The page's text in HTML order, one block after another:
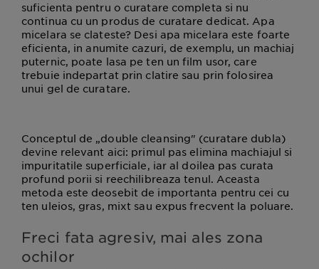
suficienta pentru o curatare completa si nu
continua cu un produs de curatare dedicat. Apa
micelara se clateste? Desi apa micelara este foarte
eficienta, in anumite cazuri, de exemplu, un machiaj
puternic, poate lasa pe ten un film usor, care
trebuie indepartat prin clatire sau prin folosirea
unui gel de curatare.
Conceptul de „double cleansing" (curatare dubla)
devine relevant aici: primul pas elimina machiajul si
impuritatile superficiale, iar al doilea pas curata
profund porii si reechilibreaza tenul. Aceasta
metoda este deosebit de importanta pentru cei cu
ten uleios, gras, mixt sau expus frecvent la poluare.
Freci fata agresiv, mai ales zona
ochilor